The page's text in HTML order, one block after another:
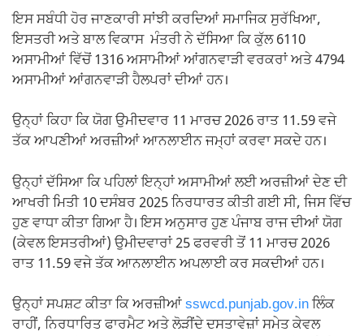
ਇਸ ਸਬੰਧੀ ਹੋਰ ਜਾਣਕਾਰੀ ਸਾਂਝੀ ਕਰਦਿਆਂ ਸਮਾਜਿਕ ਸੁਰੱਖਿਆ,
ਇਸਤਰੀ ਅਤੇ ਬਾਲ ਵਿਕਾਸ ਮੰਤਰੀ ਨੇ ਦੱਸਿਆ ਕਿ ਕੁੱਲ 6110
ਅਸਾਮੀਆਂ ਵਿੱਚੋਂ 1316 ਅਸਾਮੀਆਂ ਆਂਗਨਵਾੜੀ ਵਰਕਰਾਂ ਅਤੇ 4794
ਅਸਾਮੀਆਂ ਆਂਗਨਵਾੜੀ ਹੈਲਪਰਾਂ ਦੀਆਂ ਹਨ।
ਉਨ੍ਹਾਂ ਕਿਹਾ ਕਿ ਯੋਗ ਉਮੀਦਵਾਰ 11 ਮਾਰਚ 2026 ਰਾਤ 11.59 ਵਜੇ
ਤੱਕ ਆਪਣੀਆਂ ਅਰਜ਼ੀਆਂ ਆਨਲਾਈਨ ਜਮ੍ਹਾਂ ਕਰਵਾ ਸਕਦੇ ਹਨ।
ਉਨ੍ਹਾਂ ਦੱਸਿਆ ਕਿ ਪਹਿਲਾਂ ਇਨ੍ਹਾਂ ਅਸਾਮੀਆਂ ਲਈ ਅਰਜ਼ੀਆਂ ਦੇਣ ਦੀ
ਆਖਰੀ ਮਿਤੀ 10 ਦਸੰਬਰ 2025 ਨਿਰਧਾਰਤ ਕੀਤੀ ਗਈ ਸੀ, ਜਿਸ ਵਿੱਚ
ਹੁਣ ਵਾਧਾ ਕੀਤਾ ਗਿਆ ਹੈ। ਇਸ ਅਨੁਸਾਰ ਹੁਣ ਪੰਜਾਬ ਰਾਜ ਦੀਆਂ ਯੋਗ
(ਕੇਵਲ ਇਸਤਰੀਆਂ) ਉਮੀਦਵਾਰਾਂ 25 ਫਰਵਰੀ ਤੋਂ 11 ਮਾਰਚ 2026
ਰਾਤ 11.59 ਵਜੇ ਤੱਕ ਆਨਲਾਈਨ ਅਪਲਾਈ ਕਰ ਸਕਦੀਆਂ ਹਨ।
ਉਨ੍ਹਾਂ ਸਪਸ਼ਟ ਕੀਤਾ ਕਿ ਅਰਜ਼ੀਆਂsswcd.punjab.gov.inਲਿੰਕ
ਰਾਹੀਂ, ਨਿਰਧਾਰਿਤ ਫਾਰਮੈਟ ਅਤੇ ਲੋੜੀਂਦੇ ਦਸਤਾਵੇਜ਼ਾਂ ਸਮੇਤ ਕੇਵਲ